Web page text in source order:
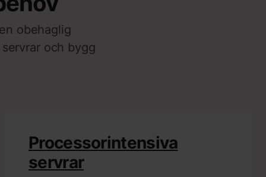
obehaglig
och bygg
Processorintensiva
servrar